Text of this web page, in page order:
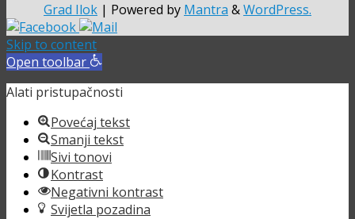
Grad Ilok | Powered by Mantra &WordPress.
Skip to content
Open toolbar
Alati pristupačnosti
Povećaj tekst
Smanji tekst
Sivi tonovi
Kontrast
Negativni kontrast
Svijetla pozadina